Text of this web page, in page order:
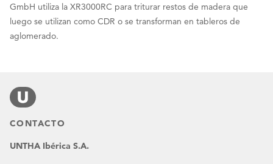
GmbH utiliza la XR3000RC para triturar restos de madera que
luego se utilizan como CDR o se transforman en tableros de
aglomerado.
CONTACTO
UNTHA Ibérica S.A.